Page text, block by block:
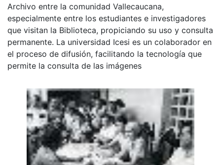
Archivo entre la comunidad Vallecaucana,
especialmente entre los estudiantes e investigadores
que visitan la Biblioteca, propiciando su uso y consulta
permanente. La universidad Icesi es un colaborador en
el proceso de difusión, facilitando la tecnología que
permite la consulta de las imágenes